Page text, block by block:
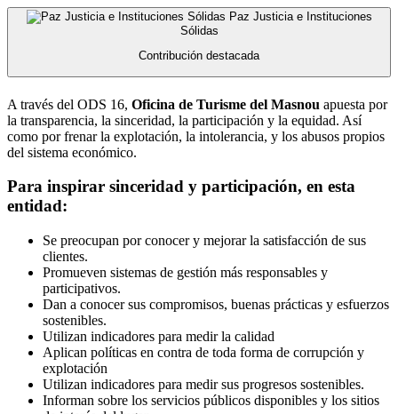
Paz Justicia e Instituciones
Sólidas
Contribución destacada
A través del ODS 16, Oficina de Turisme del Masnou apuesta por
la transparencia, la sinceridad, la participación y la equidad. Así
como por frenar la explotación, la intolerancia, y los abusos propios
del sistema económico.
Para inspirar sinceridad y participación, en esta
entidad:
Se preocupan por conocer y mejorar la satisfacción de sus
clientes.
Promueven sistemas de gestión más responsables y
participativos.
Dan a conocer sus compromisos, buenas prácticas y esfuerzos
sostenibles.
Utilizan indicadores para medir la calidad
Aplican políticas en contra de toda forma de corrupción y
explotación
Utilizan indicadores para medir sus progresos sostenibles.
Informan sobre los servicios públicos disponibles y los sitios